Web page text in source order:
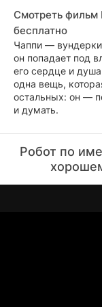
Смотреть фильм
бесплатно
Чаппи —
он попадает под
его сердце и
одна вещь,
остальных: он —
и думать.
Робот по